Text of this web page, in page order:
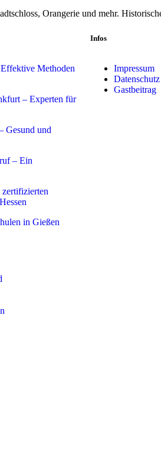
Orangerie und mehr.
Methoden
– Experten für
Gesund und
– Ein
zertifizierten
in Gießen
Infos
Impressum
Datenschutz
Gastbeitrag